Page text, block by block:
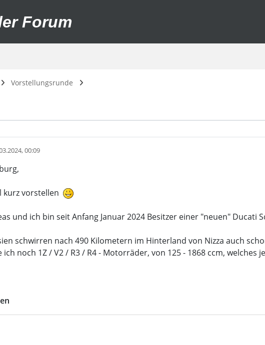
Forum
Vorstellungsrunde
00:09
kurz vorstellen
und ich bin seit Anfang Januar 2024 Besitzer einer "neuen" Ducati
schwirren nach 490 Kilometern im Hinterland von Nizza auch
noch 1Z / V2 / R3 / R4 - Motorräder, von 125 - 1868 ccm, welches